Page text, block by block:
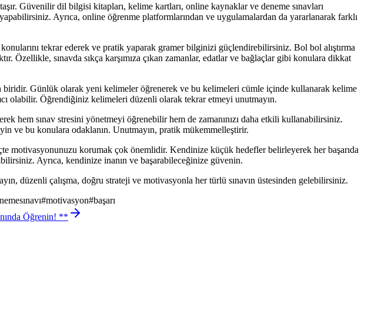
Güvenilir dil bilgisi kitapları, kelime kartları, online kaynaklar ve deneme sınavları
Ayrıca, online öğrenme platformlarından ve uygulamalardan da yararlanarak farklı
tekrar ederek ve pratik yaparak gramer bilginizi güçlendirebilirsiniz. Bol bol alıştırma
Özellikle, sınavda sıkça karşımıza çıkan zamanlar, edatlar ve bağlaçlar gibi konulara dikkat
Günlük olarak yeni kelimeler öğrenerek ve bu kelimeleri cümle içinde kullanarak kelime
olabilir. Öğrendiğiniz kelimeleri düzenli olarak tekrar etmeyi unutmayın.
hem sınav stresini yönetmeyi öğrenebilir hem de zamanınızı daha etkili kullanabilirsiniz.
ve bu konulara odaklanın. Unutmayın, pratik mükemmelleştirir.
korumak çok önemlidir. Kendinize küçük hedefler belirleyerek her başarıda
Ayrıca, kendinize inanın ve başarabileceğinize güvenin.
düzenli çalışma, doğru strateji ve motivasyonla her türlü sınavın üstesinden gelebilirsiniz.
#motivasyon#başarı
Öğrenin! **